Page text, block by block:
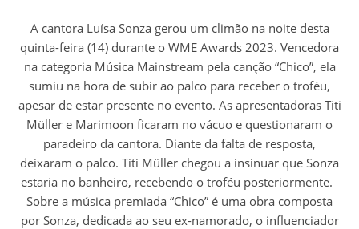
A cantora Luísa Sonza gerou um climão na noite desta
quinta-feira (14) durante o WME Awards 2023. Vencedora
na categoria Música Mainstream pela canção “Chico”, ela
sumiu na hora de subir ao palco para receber o troféu,
apesar de estar presente no evento. As apresentadoras Titi
Müller e Marimoon ficaram no vácuo e questionaram o
paradeiro da cantora. Diante da falta de resposta,
deixaram o palco. Titi Müller chegou a insinuar que Sonza
estaria no banheiro, recebendo o troféu posteriormente.
Sobre a música premiada “Chico” é uma obra composta
por Sonza, dedicada ao seu ex-namorado, o influenciador